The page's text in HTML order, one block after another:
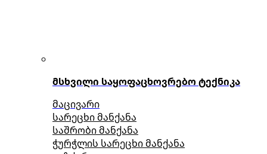
მსხვილი საყოფაცხოვრებო ტექნიკა
მაცივარი
სარეცხი მანქანა
საშრობი მანქანა
ჭურჭლის სარეცხი მანქანა